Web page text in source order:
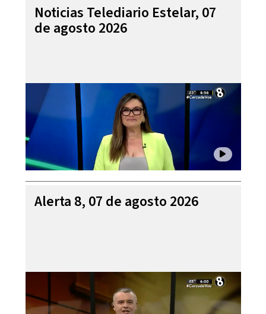
Noticias Telediario Estelar, 07
de agosto 2026
Alerta 8, 07 de agosto 2026